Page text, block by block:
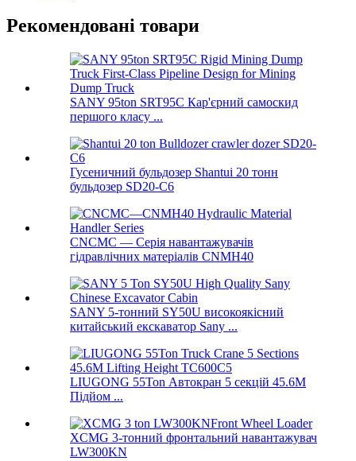
Рекомендовані товари
SANY 95ton SRT95C Кар'єрний самоскид
першого класу ...
Гусеничний бульдозер Shantui 20 тонн
бульдозер SD20-C6
CNCMC — Серія навантажувачів
гідравлічних матеріалів CNMH40
SANY 5-тонний SY50U високоякісний
китайський екскаватор Sany ...
LIUGONG 55Ton Автокран 5 секцій 45.6M
Підйом ...
XCMG 3-тонний фронтальний навантажувач
LW300KN